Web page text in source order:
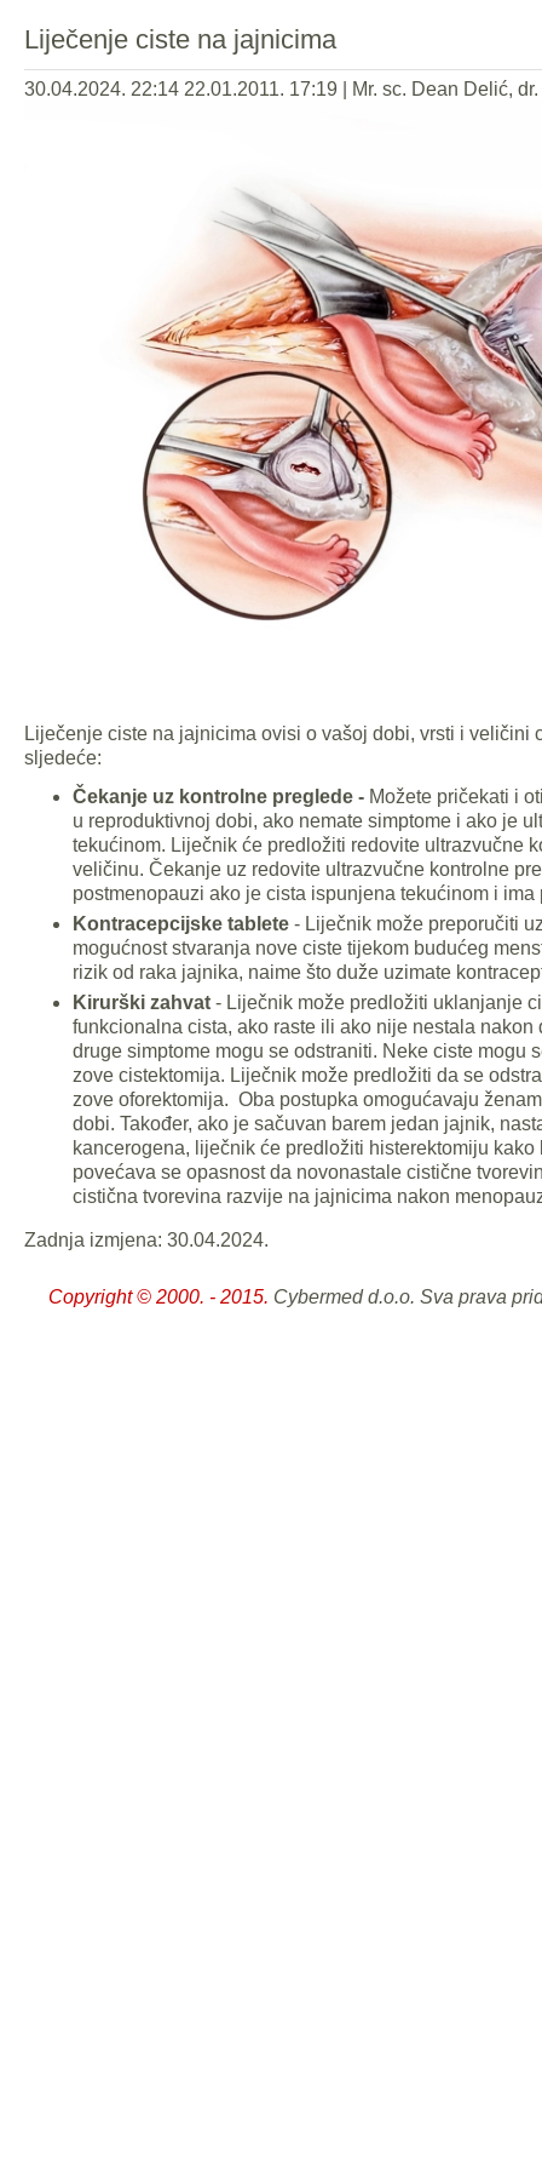
Liječenje ciste na jajnicima
30.04.2024. 22:14 22.01.2011. 17:19 Mr. sc. Dean Delić,
Liječenje ciste na jajnicima ovisi o vašoj dobi, vrsti i
sljedeće:
Čekanje uz kontrolne preglede - Možete pričekati i
u reproduktivnoj dobi, ako nemate simptome i ako je
tekućinom. Liječnik će predložiti redovite ultrazvučne
veličinu. Čekanje uz redovite ultrazvučne kontrolne
postmenopauzi ako je cista ispunjena tekućinom i
Kontracepcijske tablete - Liječnik može preporučiti
mogućnost stvaranja nove ciste tijekom budućeg
rizik od raka jajnika, naime što duže uzimate
Kirurški zahvat - Liječnik može predložiti uklanjanje
funkcionalna cista, ako raste ili ako nije nestala
druge simptome mogu se odstraniti. Neke ciste
zove cistektomija. Liječnik može predložiti da se
zove oforektomija. Oba postupka omogućavaju
dobi. Također, ako je sačuvan barem jedan jajnik,
kancerogena, liječnik će predložiti histerektomiju
povećava se opasnost da novonastale cistične
cistična tvorevina razvije na jajnicima nakon
Zadnja izmjena: 30.04.2024.
Copyright © 2000. - 2015. Cybermed d.o.o. Sva prava